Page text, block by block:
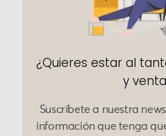
¿Quieres estar al
y
Suscríbete a nuestra
información que tenga